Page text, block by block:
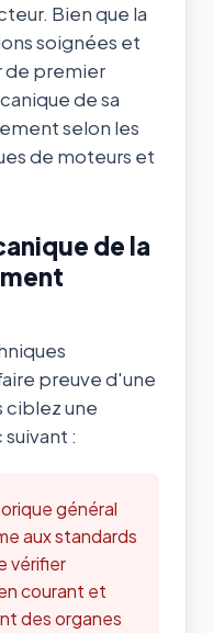
Bien que la
soignées et
de premier
de sa
selon les
de moteurs et
de la
preuve d'une
ciblez une
:
général
aux standards
vérifier
courant et
des organes